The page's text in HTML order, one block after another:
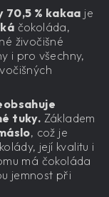
70,5 % kakaa je
čokoláda,
živočišné
i pro všechny,
tuky. Základem
, což je
její kvalitu i
má čokoláda
jemnost při